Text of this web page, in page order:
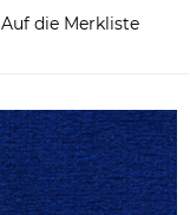
Auf die Merkliste